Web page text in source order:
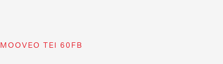
MOOVEO TEI 60FB